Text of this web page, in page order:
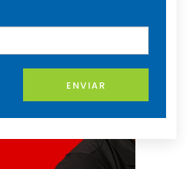
ENVIAR